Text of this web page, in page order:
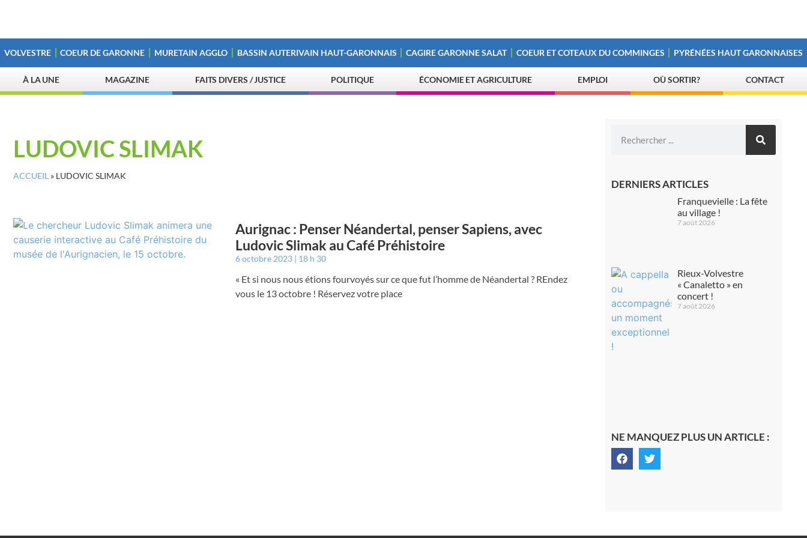
VOLVESTRE COEUR DE GARONNE MURETAIN AGGLO BASSIN AUTERIVAIN HAUT-GARONNAIS CAGIRE GARONNE SALAT COEUR ET COTEAUX DU COMMINGES PYRÉNÉES HAUT GARONNAISES
À LA UNE MAGAZINE FAITS DIVERS / JUSTICE POLITIQUE ÉCONOMIE ET AGRICULTURE EMPLOI OÙ SORTIR? CONTACT
LUDOVIC SLIMAK
ACCUEIL » LUDOVIC SLIMAK
Aurignac : Penser Néandertal, penser Sapiens, avec
Ludovic Slimak au Café Préhistoire
6 octobre 2023 18 h 30
« Et si nous nous étions fourvoyés sur ce que fut l’homme de Néandertal ? REndez
vous le 13 octobre ! Réservez votre place
DERNIERS ARTICLES
Franquevielle : La fête
au village !
7 août 2026
Rieux-Volvestre
« Canaletto » en
concert !
7 août 2026
NE MANQUEZ PLUS UN ARTICLE :